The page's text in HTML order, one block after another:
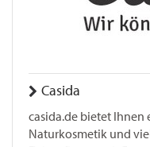
Casida
casida.de bietet Ihnen
Naturkosmetik und